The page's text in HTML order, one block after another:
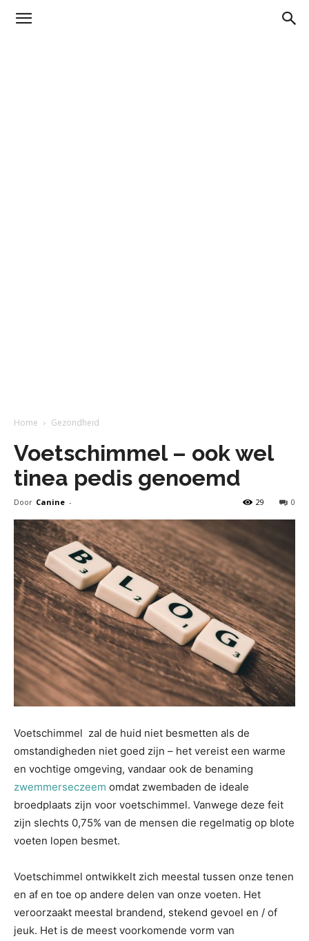
Home Gezondheid
Voetschimmel – ook wel
tinea pedis genoemd
Door Canine - 0
29
Voetschimmel zal de huid niet besmetten als de
omstandigheden niet goed zijn – het vereist een warme
en vochtige omgeving, vandaar ook de benaming
zwemmerseczeem omdat zwembaden de ideale
broedplaats zijn voor voetschimmel. Vanwege deze feit
zijn slechts 0,75% van de mensen die regelmatig op blote
voeten lopen besmet.
Voetschimmel ontwikkelt zich meestal tussen onze tenen
en af en toe op andere delen van onze voeten. Het
veroorzaakt meestal brandend, stekend gevoel en / of
jeuk. Het is de meest voorkomende vorm van